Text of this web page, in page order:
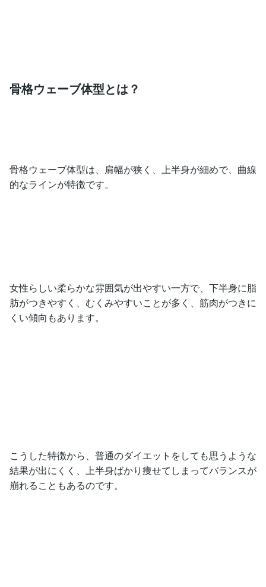
骨格ウェーブ体型とは？
骨格ウェーブ体型は、肩幅が狭く、上半身が細めで、曲線
的なラインが特徴です。
女性らしい柔らかな雰囲気が出やすい一方で、下半身に脂
肪がつきやすく、むくみやすいことが多く、筋肉がつきに
くい傾向もあります。
こうした特徴から、普通のダイエットをしても思うような
結果が出にくく、上半身ばかり痩せてしまってバランスが
崩れることもあるのです。